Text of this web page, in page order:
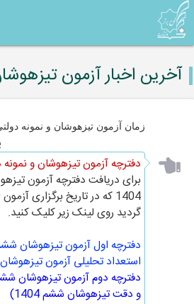
آخرین اخبار آزمون
زمان آزمون تیزهوشان و نمونه دولتی
دفترچه آزمون تیزهوشان و نمونه
برای دریافت دفترچه آزمون
گردید روی لینک زیر کلیک کنید.
استعداد تحلیلی آزمون تیزهوشان
و دقت تیزهوشان ششم 1404)